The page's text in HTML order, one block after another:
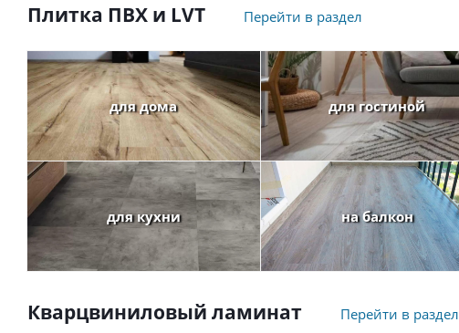
Плитка ПВХ и LVT Перейти в раздел
для дома для гостиной
для кухни на балкон
Кварцвиниловый ламинат Перейти в раздел